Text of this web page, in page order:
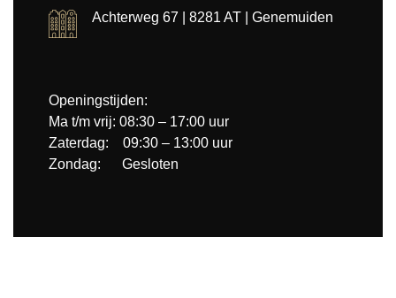
Achterweg 67 | 8281 AT | Genemuiden
Openingstijden:
Ma t/m vrij: 08:30 – 17:00 uur
Zaterdag: 09:30 – 13:00 uur
Zondag: Gesloten